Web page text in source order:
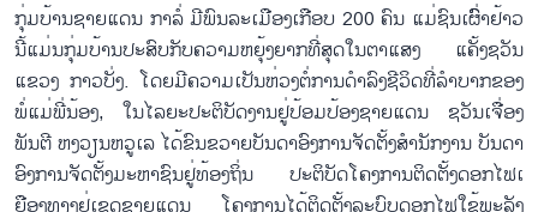
ກຸ່​ມບ້ານ​ຊາຍ​ແດນ ກາ​ລໍ່ ມີ​ພົນລະ​ເມືອງ​ເກືອບ 200 ຄົນ ແມ່​​ຊົນ​ເຜົົ່າ​ຢ້າວ
ນີ້​ແມ່ນ​ກຸ່ມ​ບ້ານ​ປະ​ສົບ​ກັບ​ຄວາມ​ຫຍຸ້ງ​ຍາກ​ທີ່​ສຸດ​ໃນ​ຕາ​ແສງ ແຄັ້ງຊວັນ
ແຂວງ ກາວ​ບັ່ງ. ໂດຍ​ມີ​ຄວາມ​ເປັນ​ຫ່ວງ​ຕໍ່​ການ​ດຳ​ລົງ​ຊີ​ວິດ​ທີ່​ລຳ​ບາກ​ຂອງ​
ພໍ່​ແມ່​ພີ່​ນ້ອງ, ໃນ​ໄລ​ຍະ​ປະ​ຕິ​ບັດ​ງານ​ຢູ່​ປ້ອມ​ປ້ອງ​ຊາຍ​ແດນ ຊວັນ​ເຈື່ອງ
ພັນ​ຕີ ​ຫງວຽນຫວູ​ເລ ໄດ້​ຂົນ​ຂວາຍ​ບັນ​ດາ​ອົງ​ການ​ຈັດ​ຕັ້ງ​ສຳ​ນັກ​ງານ ບັນ​ດາ​
ອົງ​ກາ​ນ​ຈັດ​ຕັ້ງ​ມະ​ຫາ​ຊົນ​ຢູ່​ທ້ອງ​ຖິ່ນ ປະ​ຕິ​ບັດ​ໂຄງ​ການ​ຕິດ​ຕັ້ງ​ດອກ​ໄຟ​​ເ​